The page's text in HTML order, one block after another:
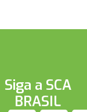
Siga a SCA
BRASIL